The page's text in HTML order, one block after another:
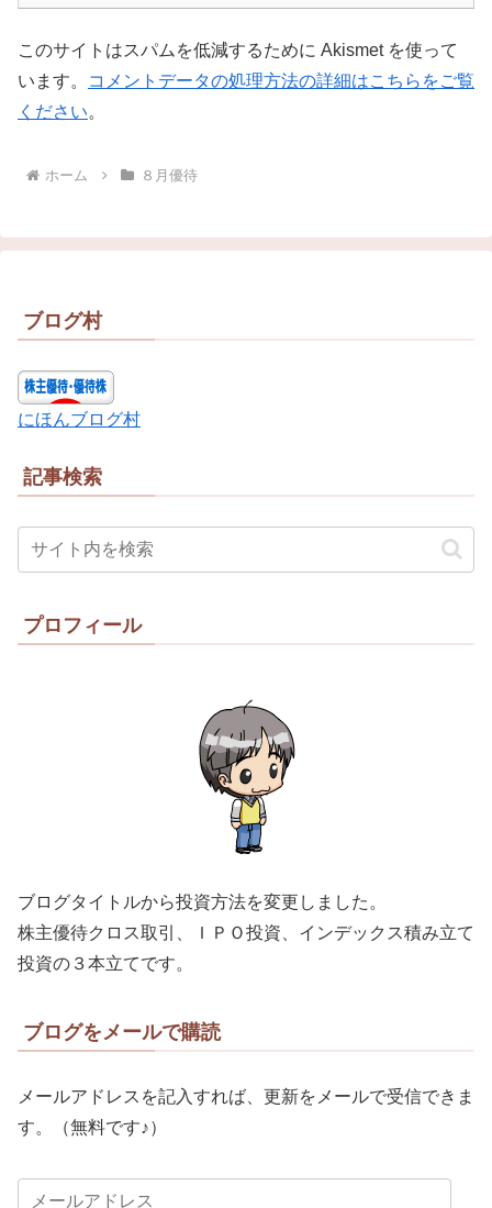
このサイトはスパムを低減するために Akismet を使って
います。
コメントデータの処理方法の詳細はこちらをご覧
ください。
ホーム ８月優待
ブログ村
にほんブログ村
記事検索
プロフィール
ブログタイトルから投資方法を変更しました。
株主優待クロス取引、ＩＰＯ投資、インデックス積み立て
投資の３本立てです。
ブログをメールで購読
メールアドレスを記入すれば、更新をメールで受信できま
す。（無料です♪）